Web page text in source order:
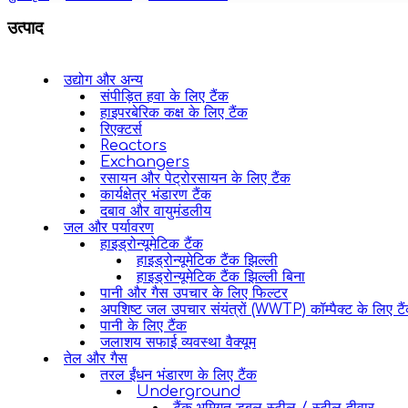
उत्पाद
उद्योग और अन्य
संपीड़ित हवा के लिए टैंक
हाइपरबेरिक कक्ष के लिए टैंक
रिएक्टर्स
Reactors
Exchangers
रसायन और पेट्रोरसायन के लिए टैंक
कार्यक्षेत्र भंडारण टैंक
दबाव और वायुमंडलीय
जल और पर्यावरण
हाइड्रोन्यूमेटिक टैंक
हाइड्रोन्यूमेटिक टैंक झिल्ली
हाइड्रोन्यूमेटिक टैंक झिल्ली बिना
पानी और गैस उपचार के लिए फिल्टर
अपशिष्ट जल उपचार संयंत्रों (WWTP) कॉम्पैक्ट के लिए
पानी के लिए टैंक
जलाशय सफाई व्यवस्था वैक्यूम
तेल और गैस
तरल ईंधन भंडारण के लिए टैंक
Underground